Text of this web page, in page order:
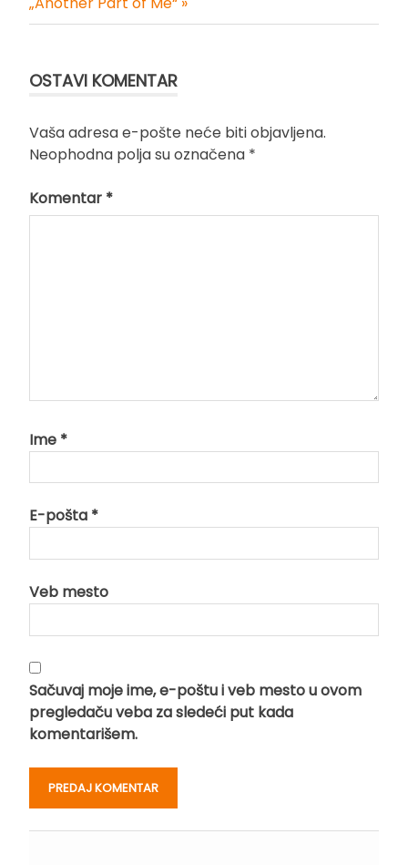
OSTAVI KOMENTAR
Vaša adresa e-pošte neće biti objavljena.
Neophodna polja su označena *
Komentar *
Ime *
E-pošta *
Veb mesto
Sačuvaj moje ime, e-poštu i veb mesto u ovom
pregledaču veba za sledeći put kada
komentarišem.